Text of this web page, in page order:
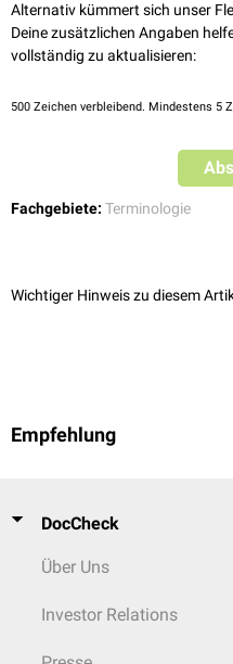
Alternativ kümmert sich unser
Deine zusätzlichen Angaben
vollständig zu aktualisieren:
500 Zeichen verbleibend. Mindestens 5
Fachgebiete: Terminologie
Wichtiger Hinweis zu diesem
Empfehlung
DocCheck
Über Uns
Investor Relations